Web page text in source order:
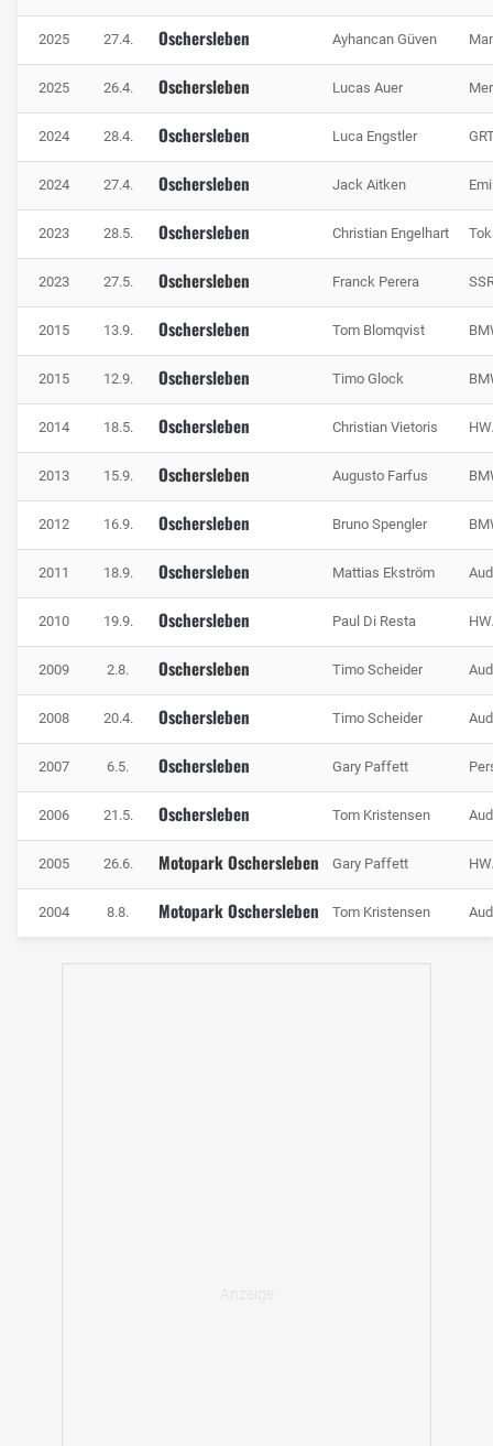
2025 27.4. Oschersleben Ayhancan Güven
2025 26.4. Oschersleben Lucas Auer
2024 28.4. Oschersleben Luca Engstler
2024 27.4. Oschersleben Jack Aitken
2023 28.5. Oschersleben Christian Engelhart
2023 27.5. Oschersleben Franck Perera
2015 13.9. Oschersleben Tom Blomqvist
2015 12.9. Oschersleben Timo Glock
2014 18.5. Oschersleben Christian Vietoris
2013 15.9. Oschersleben Augusto Farfus
2012 16.9. Oschersleben Bruno Spengler
2011 18.9. Oschersleben Mattias Ekström
2010 19.9. Oschersleben Paul Di Resta
2009 2.8. Oschersleben Timo Scheider
2008 20.4. Oschersleben Timo Scheider
2007 6.5. Oschersleben Gary Paffett
2006 21.5. Oschersleben Tom Kristensen
2005 26.6. Motopark Oschersleben Gary Paffett
2004 8.8. Motopark Oschersleben Tom Kristensen